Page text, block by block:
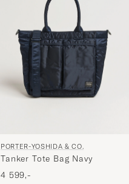
PORTER-YOSHIDA & CO.
Tanker Tote Bag Navy
4 599,-